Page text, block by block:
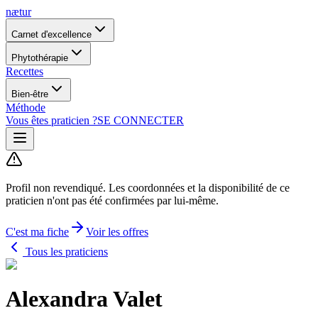
nætur
Carnet d'excellence
Phytothérapie
Recettes
Bien-être
Méthode
Vous êtes praticien ?SE CONNECTER
Profil non revendiqué. Les coordonnées et la disponibilité de ce
praticien n'ont pas été confirmées par lui-même.
C'est ma fiche
Voir les offres
Tous les praticiens
Alexandra Valet